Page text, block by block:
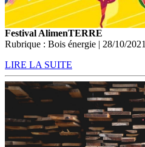
Festival AlimenTERRE
Rubrique : Bois énergie | 28/10/2021
LIRE LA SUITE